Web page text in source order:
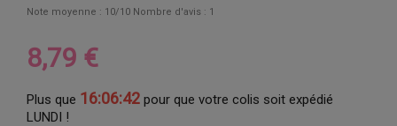
Note moyenne : 10/10 Nombre d'avis : 1
8,79 €
Plus que 16:06:42 pour que votre colis soit expédié
LUNDI !